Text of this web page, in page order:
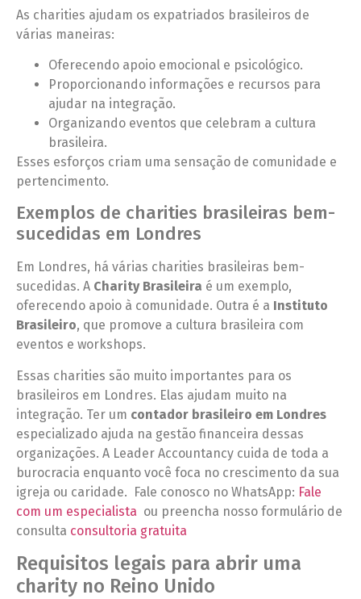
As charities ajudam os expatriados brasileiros de
várias maneiras:
Oferecendo apoio emocional e psicológico.
Proporcionando informações e recursos para
ajudar na integração.
Organizando eventos que celebram a cultura
brasileira.
Esses esforços criam uma sensação de comunidade e
pertencimento.
Exemplos de charities brasileiras bem-
sucedidas em Londres
Em Londres, há várias charities brasileiras bem-
sucedidas. A Charity Brasileira é um exemplo,
oferecendo apoio à comunidade. Outra é a Instituto
Brasileiro, que promove a cultura brasileira com
eventos e workshops.
Essas charities são muito importantes para os
brasileiros em Londres. Elas ajudam muito na
integração. Ter um contador brasileiro em Londres
especializado ajuda na gestão financeira dessas
organizações. A Leader Accountancy cuida de toda a
burocracia enquanto você foca no crescimento da sua
igreja ou caridade. Fale conosco no WhatsApp: Fale
com um especialista ou preencha nosso formulário de
consulta consultoria gratuita
Requisitos legais para abrir uma
charity no Reino Unido